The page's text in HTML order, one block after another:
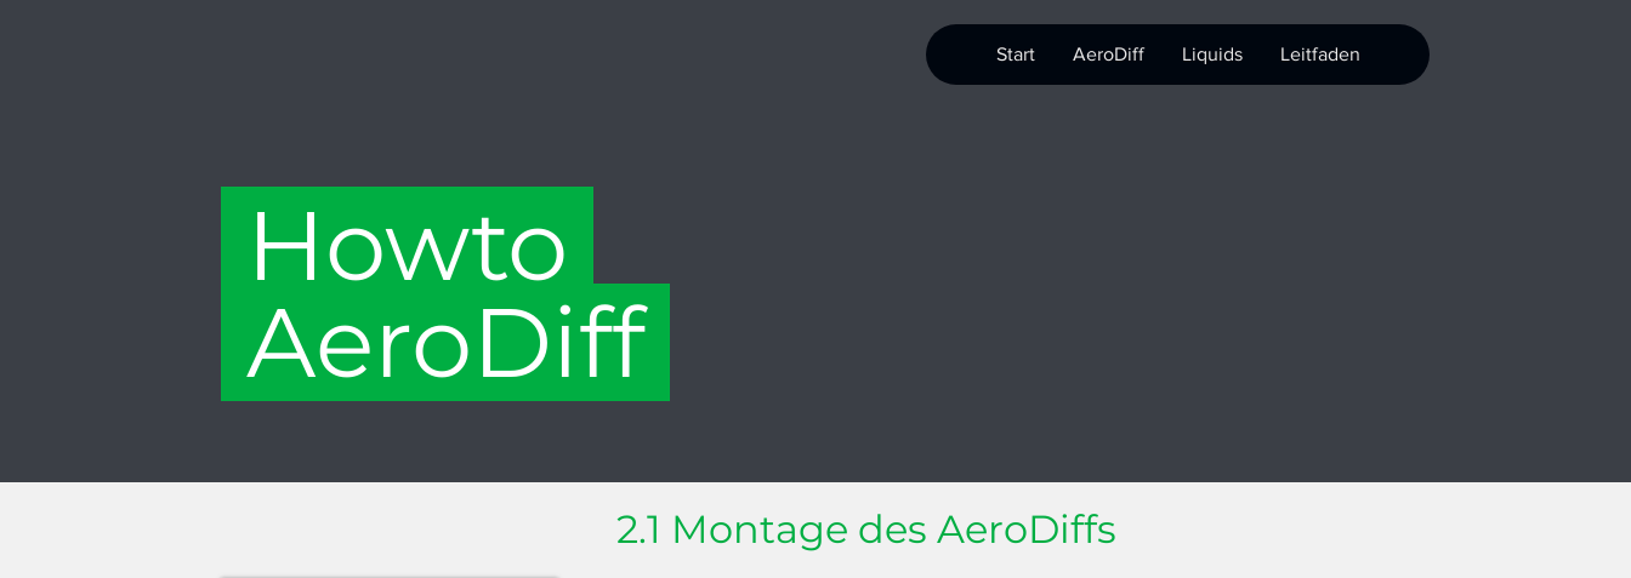
Start AeroDiff Liquids Leitfaden
Howto
AeroDiff
2.1 Montage des AeroDiffs